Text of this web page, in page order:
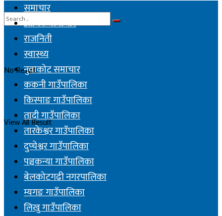
No Result
View All Result
समाचार
आर्थिक समाचार
राजनिती
स्वास्थ्य
नुवाकोट समाचार
ककनी गाउँपालिका
किस्पाङ गाउँपालिका
तादी गाउँपालिका
तारकेश्वर गाउँपालिका
दुप्चेश्वर गाउँपालिका
पञ्चकन्या गाउँपालिका
बेलकोटगढी नगरपालिका
म्यगङ गाउँपालिका
लिखु गाउँपालिका